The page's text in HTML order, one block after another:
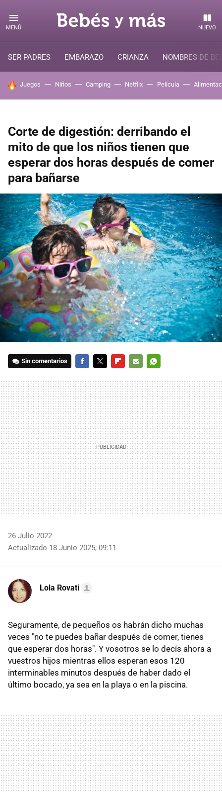
MENÚ NUEVO
SER PADRES EMBARAZO CRIANZA NOMBRES DE
HOY SE HABLA DE
Juegos Niños Camping Netflix Película
Corte de digestión: derribando el
mito de que los niños tienen que
esperar dos horas después de comer
para bañarse
Sin comentarios
MAIL
26 Julio 2022
Actualizado 18 Junio 2025, 09:11
Lola Rovati
Seguramente, de pequeños os habrán dicho muchas
veces "no te puedes bañar después de comer, tienes
que esperar dos horas". Y vosotros se lo decís ahora a
vuestros hijos mientras ellos esperan esos 120
interminables minutos después de haber dado el
último bocado, ya sea en la playa o en la piscina.